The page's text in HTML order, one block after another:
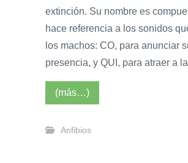
extinción. Su nombre es
hace referencia a los sonidos
los machos: CO, para anunciar
presencia, y QUI, para atraer a
(más…)
Anfibios